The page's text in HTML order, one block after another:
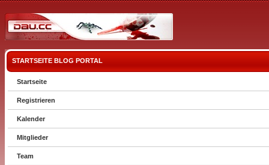
STARTSEITE BLOG PORTAL
Startseite
Registrieren
Kalender
Mitglieder
Team